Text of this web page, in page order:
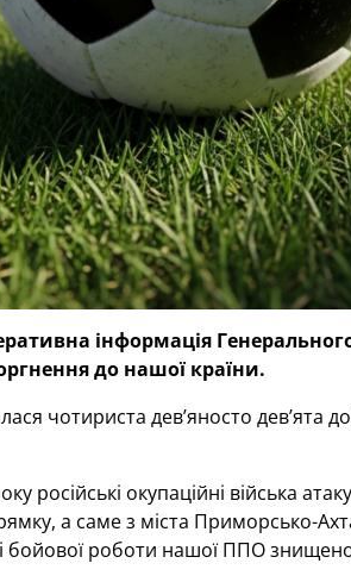
інформація
до нашої країни.
чотириста дев’яносто дев’ята
російські окупаційні війська
а саме з міста Приморсько-
бойової роботи нашої ППО